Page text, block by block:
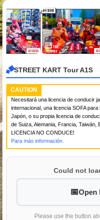
STREET KART Tour A1S
CAUTION
Necesitará una licencia de conducir
internacional, una licencia SOFA
Japón, o su propia licencia de
de Suiza, Alemania, Francia, Taiwán,
LICENCIA NO CONDUCE!
Para más información.
Could not
Open
Please use the button